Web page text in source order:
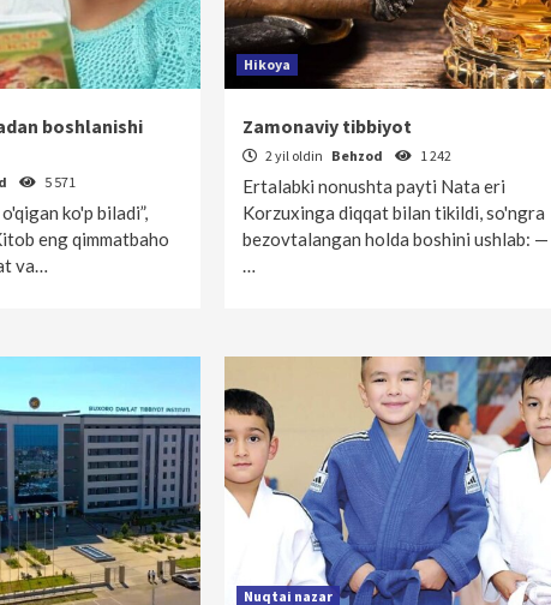
boshlanishi
5 571
ko'p biladi”,
eng qimmatbaho
va…
Hikoya
Zamonaviy tibbiyot
2 yil oldin Behzod 1 242
Ertalabki nonushta payti Nata eri
Korzuxinga diqqat bilan tikildi, so'ngra
be­zovtalangan holda boshini ushlab: —
…
Nuqtai nazar